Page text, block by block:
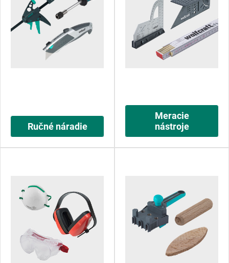
Ručné náradie
Meracie
nástroje